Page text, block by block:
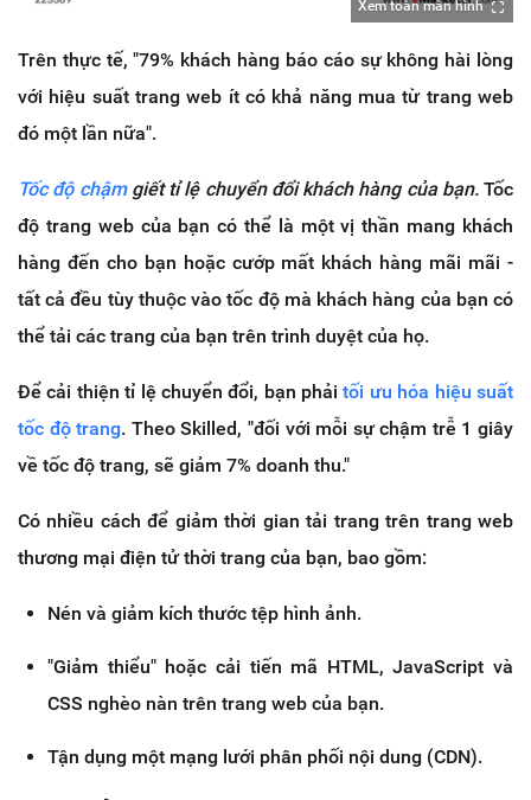
Xem toàn màn hình
Trên thực tế, "79% khách hàng báo cáo sự không hài lòng
với hiệu suất trang web ít có khả năng mua từ trang web
đó một lần nữa".
Tốc độ chậmgiết tỉ lệ chuyển đổi khách hàng của bạn.Tốc
độ trang web của bạn có thể là một vị thần mang khách
hàng đến cho bạn hoặc cướp mất khách hàng mãi mãi -
tất cả đều tùy thuộc vào tốc độ mà khách hàng của bạn có
thể tải các trang của bạn trên trình duyệt của họ.
Để cải thiện tỉ lệ chuyển đổi, bạn phảitối ưu hóa hiệu suất
tốc độ trang. Theo Skilled, "đối với mỗi sự chậm trễ 1 giây
về tốc độ trang, sẽ giảm 7% doanh thu."
Có nhiều cách để giảm thời gian tải trang trên trang web
thương mại điện tử thời trang của bạn, bao gồm:
Nén và giảm kích thước tệp hình ảnh.
"Giảm thiểu" hoặc cải tiến mã HTML, JavaScript và
CSS nghèo nàn trên trang web của bạn.
Tận dụng một mạng lưới phân phối nội dung (CDN).